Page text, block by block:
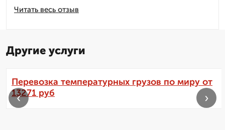
Читать весь отзыв
Другие услуги
Перевозка температурных грузов по миру от
13271 руб
‹ ›